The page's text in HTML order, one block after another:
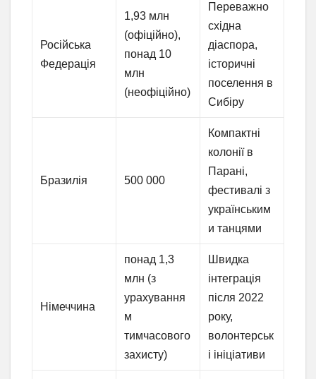
Російська
Федерація
1,93 млн
(офіційно),
понад 10
млн
(неофіційно)
Переважно
східна
діаспора,
історичні
поселення в
Сибіру
Бразилія 500 000
Компактні
колонії в
Парані,
фестивалі з
українським
и танцями
Німеччина
понад 1,3
млн (з
урахування
м
тимчасового
захисту)
Швидка
інтеграція
після 2022
року,
волонтерськ
і ініціативи